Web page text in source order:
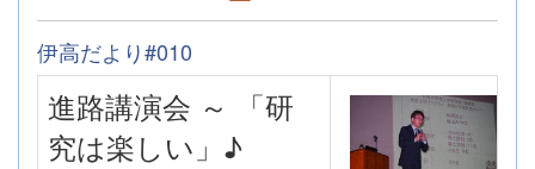
伊高だより#010
進路講演会 ～ 「研
究は楽しい」♪